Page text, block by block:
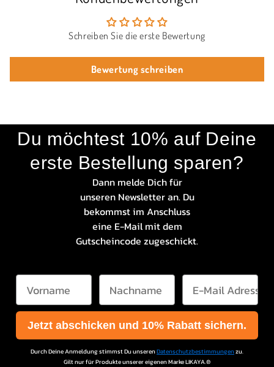
Schreiben Sie die erste Bewertung
Bewertung schreiben
Du möchtest 10% auf Deine
erste Bestellung sparen?
Dann melde Dich für
unseren Newsletter an. Du
bekommst im Anschluss
eine E-Mail mit dem
Gutscheincode zugeschickt.
Jetzt abschicken und 10% Rabatt sichern.
Durch Deine Anmeldung stimmst Du unserenDatenschutzbestimmungenzu.
Gilt nur für Produkte unserer eigenen Marke LIKAYA.®